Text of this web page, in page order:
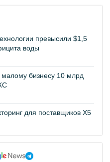
превысили $1,5
воды
бизнесу 10 млрд
для поставщиков Х5